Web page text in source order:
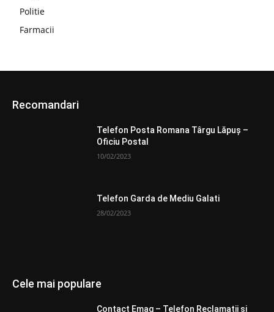
Politie
Farmacii
Recomandari
Telefon Posta Romana Târgu Lăpuş –
Oficiu Postal
10/02/2023
Telefon Garda de Mediu Galati
28/02/2023
Cele mai populare
Contact Emag – Telefon Reclamatii si